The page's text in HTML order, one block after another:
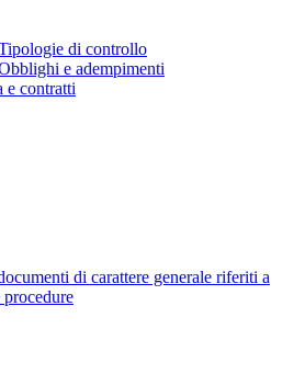
di controllo
e adempimenti
e contratti
di carattere generale riferiti a
procedure